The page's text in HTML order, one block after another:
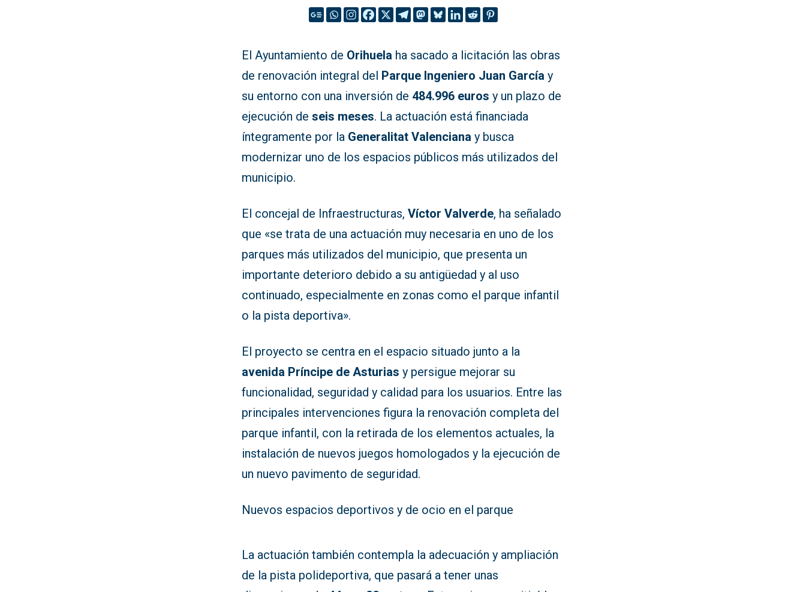
El Ayuntamiento de Orihuela ha sacado a licitación las obras
de renovación integral del Parque Ingeniero Juan García y
su entorno con una inversión de 484.996 euros y un plazo de
ejecución deseis meses. La actuación está financiada
íntegramente por la Generalitat Valenciana y busca
modernizar uno de los espacios públicos más utilizados del
municipio.
El concejal de Infraestructuras,Víctor Valverde, ha señalado
que «se trata de una actuación muy necesaria en uno de los
parques más utilizados del municipio, que presenta un
importante deterioro debido a su antigüedad y al uso
continuado, especialmente en zonas como el parque infantil
o la pista deportiva».
El proyecto se centra en el espacio situado junto a la
avenida Príncipe de Asturias y persigue mejorar su
funcionalidad, seguridad y calidad para los usuarios. Entre las
principales intervenciones figura la renovación completa del
parque infantil, con la retirada de los elementos actuales, la
instalación de nuevos juegos homologados y la ejecución de
un nuevo pavimento de seguridad.
Nuevos espacios deportivos y de ocio en el parque
La actuación también contempla la adecuación y ampliación
de la pista polideportiva, que pasará a tener unas